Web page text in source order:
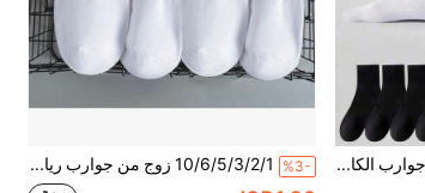
1/3/5/6/10 أزواج من جوارب الكاحل عالية الجودة للرجال، جوارب رياضية من النايلون قابلة للتنفس، تصميم شبكي، جوارب كاحل صيفية رقيقة للرياضة والكاجوال، مقاس 36-46
%3- 10/6/5/3/2/1 زوج من جوارب رياضية أنيقة مخططة باللونين الأسود والأبيض للجنسين، جوارب محبوكة مريحة وناعمة - مثالية كهدايا عيد الأم؛ مرنة وناعمة للرجال والنساء على حد سواء. ملابس كاجوال.